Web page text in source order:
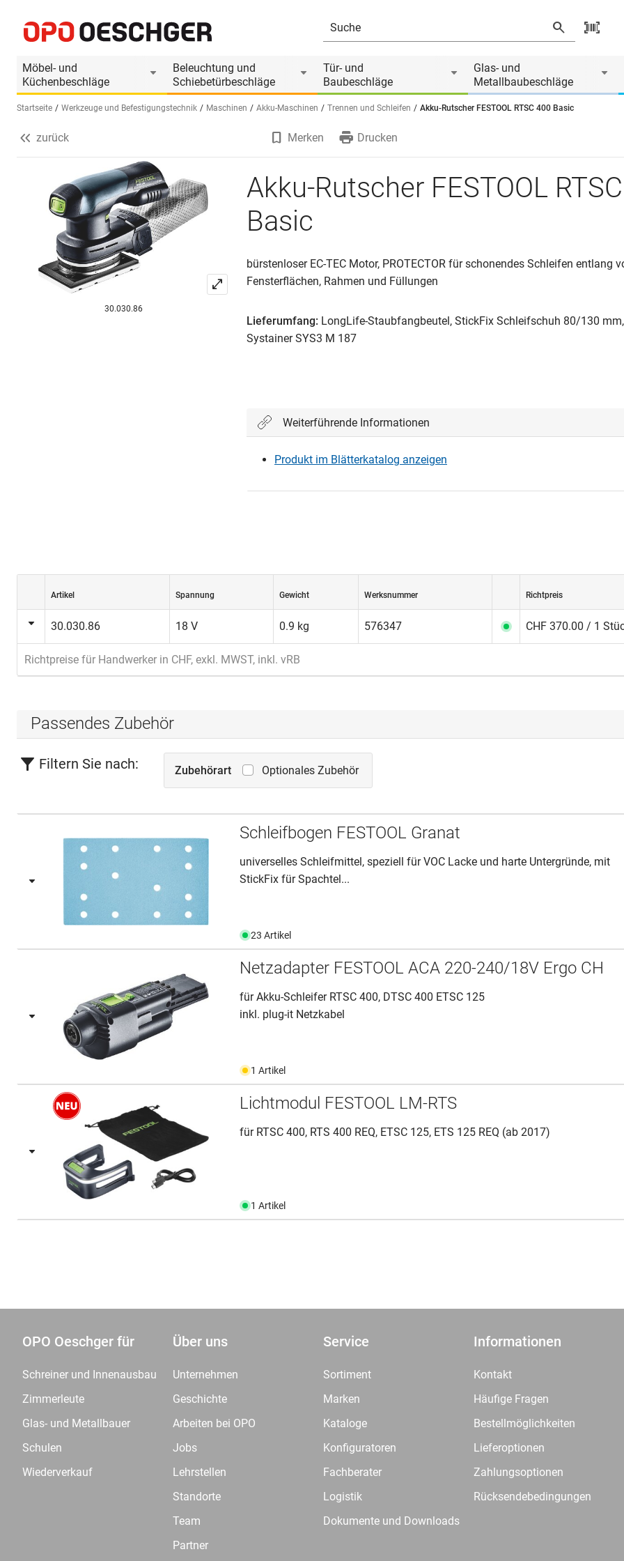
Möbel- und
Küchenbeschläge
Beleuchtung und
Schiebetürbeschläge
Tür- und
Baubeschläge
Glas- und
Metallbaubeschläge
Sprache wählen (DE)
Startseite Werkzeuge und Befestigungstechnik Maschinen Akku-Maschinen Trennen und Schleifen Akku-Rutscher FESTOOL RTSC 400 Basic
Produktinformationen
Passendes Zubehör
zurück Merken Drucken
30.030.86
Akku-Rutscher FESTOOL
Basic
bürstenloser EC-TEC Motor, PROTECTOR für schonendes Schleifen entlang
Fensterflächen, Rahmen und Füllungen
Lieferumfang: LongLife-Staubfangbeutel, StickFix Schleifschuh 80/130
Systainer SYS3 M 187
Weiterführende Informationen
Produkt im Blätterkatalog anzeigen
Artikel Spannung Gewicht Werksnummer Richtpreis
30.030.86 18 V 0.9 kg 576347 CHF 370.00 / 1
Richtpreise für Handwerker in CHF, exkl. MWST, inkl. vRB
Passendes Zubehör
Filtern Sie nach: Zubehörart Optionales Zubehör
Schleifbogen FESTOOL Granat
universelles Schleifmittel, speziell für VOC Lacke und harte Untergründe, mit
StickFix für Spachtel...
23 Artikel
Netzadapter FESTOOL ACA 220-240/18V Ergo CH
für Akku-Schleifer RTSC 400, DTSC 400 ETSC 125
inkl. plug-it Netzkabel
1 Artikel
Lichtmodul FESTOOL LM-RTS
für RTSC 400, RTS 400 REQ, ETSC 125, ETS 125 REQ (ab 2017)
1 Artikel
OPO Oeschger für
Schreiner und Innenausbau
Zimmerleute
Glas- und Metallbauer
Schulen
Wiederverkauf
Über uns
Unternehmen
Geschichte
Arbeiten bei OPO
Jobs
Lehrstellen
Standorte
Team
Partner
Service
Sortiment
Marken
Kataloge
Konfiguratoren
Fachberater
Logistik
Dokumente und Downloads
Informationen
Kontakt
Häufige Fragen
Bestellmöglichkeiten
Lieferoptionen
Zahlungsoptionen
Rücksendebedingungen